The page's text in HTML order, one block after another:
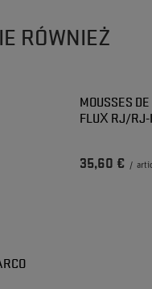
RÓWNIEŻ
MOUSSES
FLUX RJ/RJ-
35,60 € /